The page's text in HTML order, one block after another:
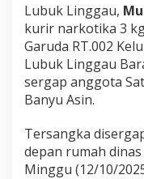
Lubuk Linggau,
kurir narkotika 3
Garuda RT.002
Lubuk Linggau
sergap anggota
Banyu Asin.
Tersangka
depan rumah
Minggu (12/10/